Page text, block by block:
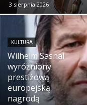
3 sierpnia 2026
KULTURA
Wilhelm Sasnal
wyróżniony
prestiżową
europejską
nagrodą